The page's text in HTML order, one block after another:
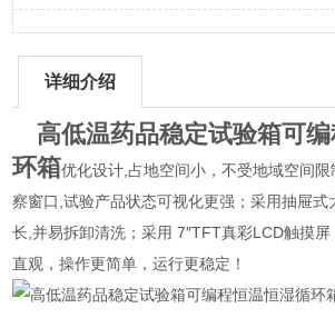
详细介绍
高低温药品稳定试验箱可
环箱优化设计,占地空间小，不受地域空间
察窗口,试验产品状态可视化更强；采用抽屉式
长,并易拆卸清洗；采用 7″TFT真彩LCD触摸
直观，操作更简单，运行更稳定！